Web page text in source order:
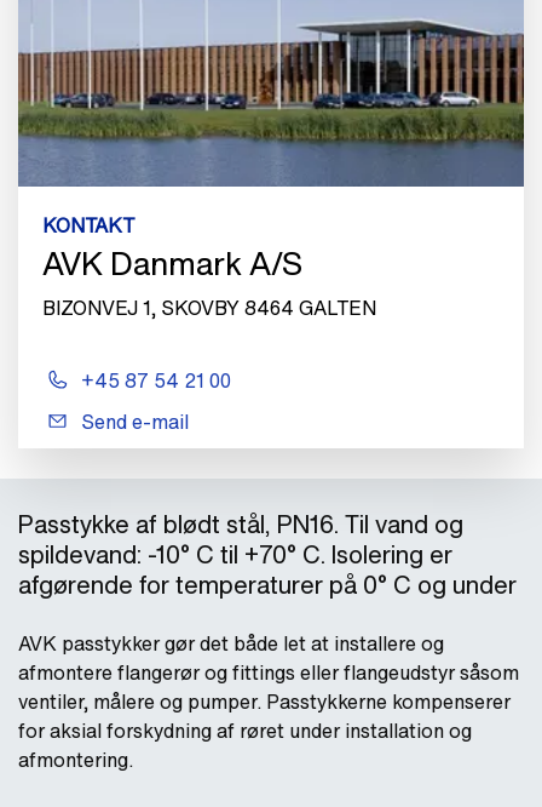
KONTAKT
AVK Danmark A/S
BIZONVEJ 1, SKOVBY 8464 GALTEN
+45 87 54 21 00
Send e-mail
Passtykke af blødt stål, PN16. Til vand og
spildevand: -10° C til +70° C. Isolering er
afgørende for temperaturer på 0° C og under
AVK passtykker gør det både let at installere og
afmontere flangerør og fittings eller flangeudstyr såsom
ventiler, målere og pumper. Passtykkerne kompenserer
for aksial forskydning af røret under installation og
afmontering.